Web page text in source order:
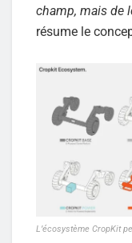
champ, mais de
résume le
L’écosystème CropKit